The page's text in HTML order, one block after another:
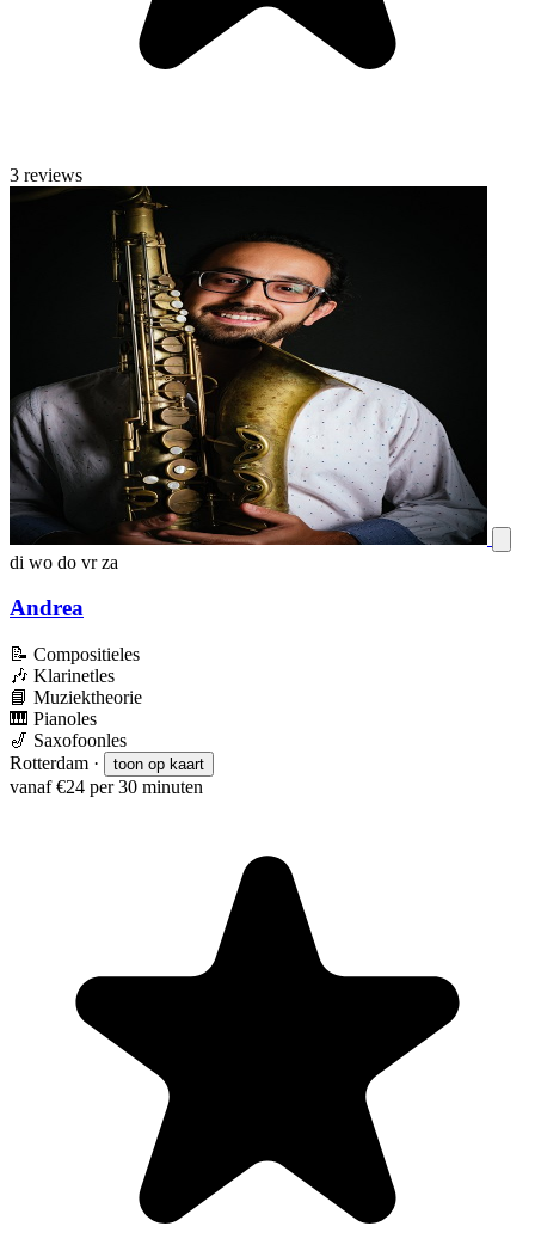
3 reviews
di wo do vrza
Andrea
📝 Compositieles
🎶 Klarinetles
📘 Muziektheorie
🎹 Pianoles
🎷 Saxofoonles
Rotterdam · toon op kaart
vanaf €24 per 30 minuten